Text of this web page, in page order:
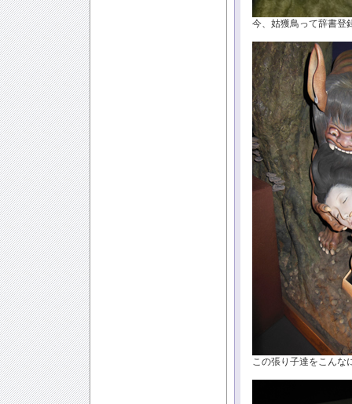
今、姑獲鳥って辞書登
この張り子達をこんな